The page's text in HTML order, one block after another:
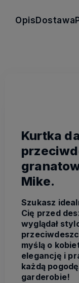
Opis Dostawa
Kurtka
Mike.
Szukasz
Cię przed
wyglądał
myślą o
elegancję i
każdą
garderobie!